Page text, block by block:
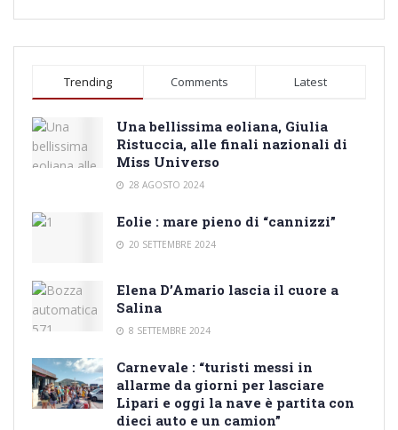
Trending Comments Latest
Una bellissima eoliana, Giulia
Ristuccia, alle finali nazionali di
Miss Universo
28 AGOSTO 2024
Eolie : mare pieno di “cannizzi”
20 SETTEMBRE 2024
Elena D’Amario lascia il cuore a
Salina
8 SETTEMBRE 2024
Carnevale : “turisti messi in
allarme da giorni per lasciare
Lipari e oggi la nave è partita con
dieci auto e un camion”